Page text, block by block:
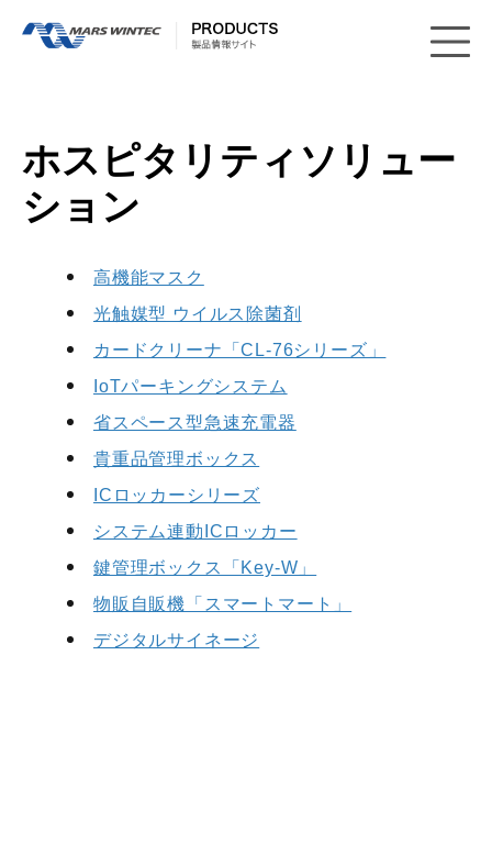
ホスピタリティソリュー
ション
高機能マスク
光触媒型 ウイルス除菌剤
カードクリーナ「CL-76シリーズ」
IoTパーキングシステム
省スペース型急速充電器
貴重品管理ボックス
ICロッカーシリーズ
システム連動ICロッカー
鍵管理ボックス「Key-W」
物販自販機「スマートマート」
デジタルサイネージ